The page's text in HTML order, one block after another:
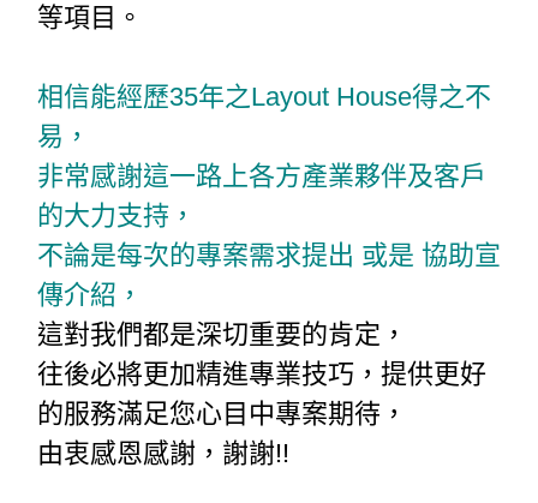
等項目。
相信能經歷35年之Layout House得之不
易，
非常感謝這一路上各方產業夥伴及客戶
的大力支持，
不論是每次的專案需求提出 或是 協助宣
傳介紹，
這對我們都是深切重要的肯定，
往後必將更加精進專業技巧，提供更好
的服務滿足您心目中專案期待，
由衷感恩感謝，謝謝!!